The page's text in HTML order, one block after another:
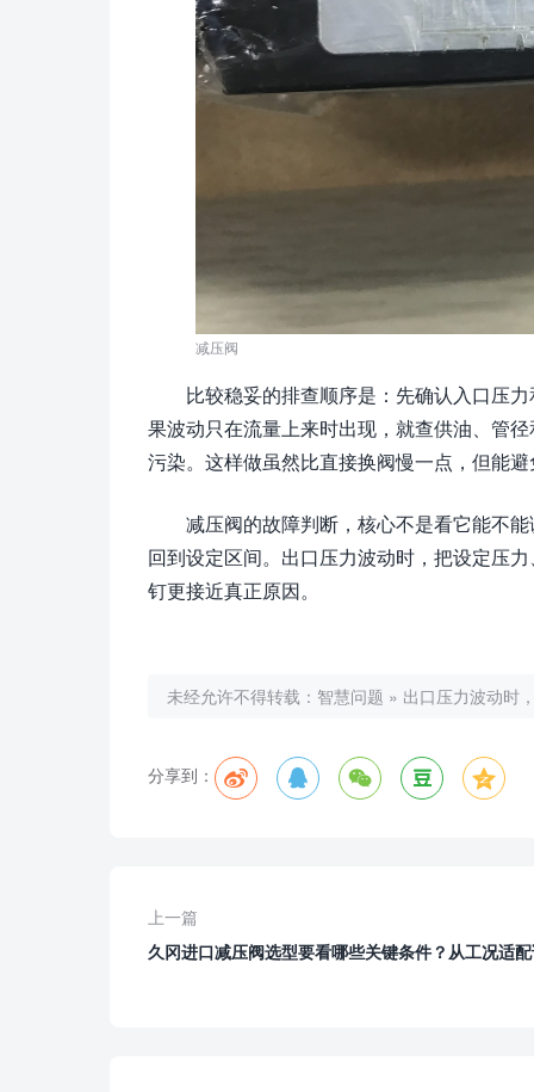
减压阀
比较稳妥的排查顺序是：先确认入口压
果波动只在流量上来时出现，就查供油、管
污染。这样做虽然比直接换阀慢一点，但能
减压阀的故障判断，核心不是看它能不
回到设定区间。出口压力波动时，把设定压
钉更接近真正原因。
未经允许不得转载： 智慧问题 » 出口压力波动时
分享到：
上一篇
久冈进口减压阀选型要看哪些关键条件？从工况适